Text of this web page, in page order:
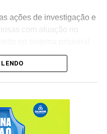
ações de investigação e
com atuação no
determinação judicial e
no processo.
investigado por sua
e nas atividades do